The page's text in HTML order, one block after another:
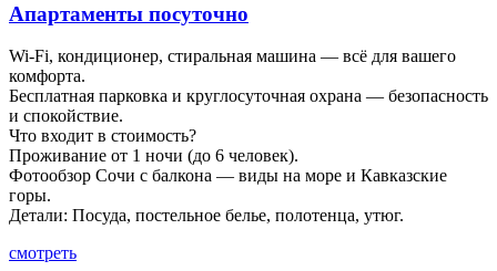
Апартаменты посуточно
Wi-Fi, кондиционер, стиральная машина — всё для вашего
комфорта.
Бесплатная парковка и круглосуточная охрана — безопасность
и спокойствие.
Что входит в стоимость?
Проживание от 1 ночи (до 6 человек).
Фотообзор Сочи с балкона — виды на море и Кавказские
горы.
Детали: Посуда, постельное белье, полотенца, утюг.
смотреть